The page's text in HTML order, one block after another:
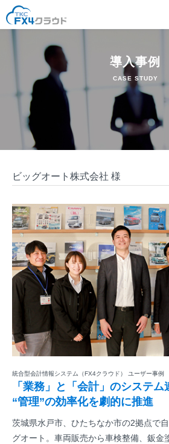
導入事例
CASE STUDY
ビッグオート株式会社 様
統合型会計情報システム（FX4クラウド） ユーザー事例
「業務」と「会計」のシステム
“管理”の効率化を劇的に推進
茨城県水戸市、ひたちなか市の2拠点で
グオート。車両販売から車検整備、鈑金